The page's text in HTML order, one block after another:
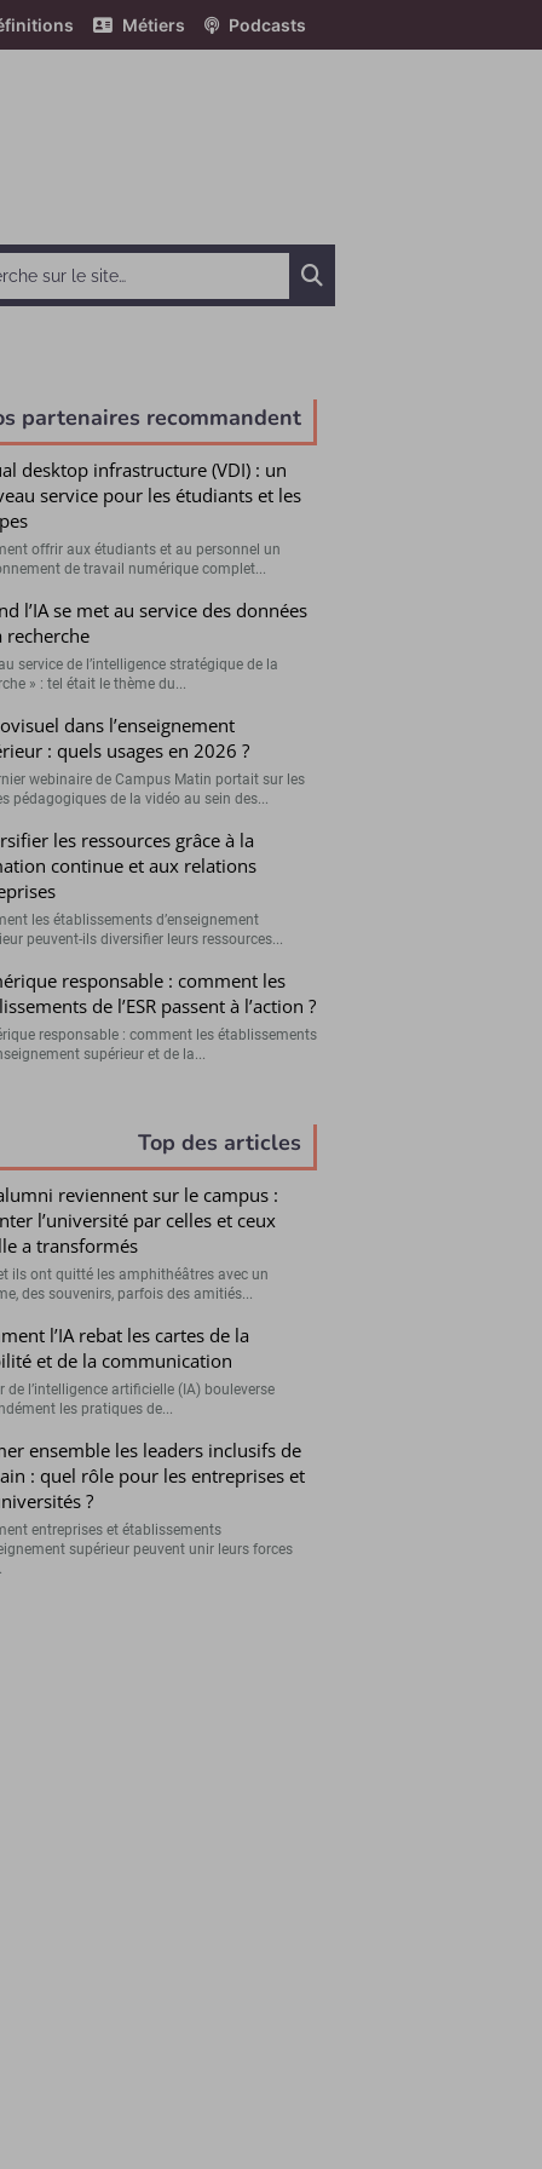
Métiers Podcasts
partenaires recommandent
desktop infrastructure (VDI) : un
service pour les étudiants et les
offrir aux étudiants et au personnel un
de travail numérique complet...
l’IA se met au service des données
recherche
au service de l’intelligence stratégique de la
» : tel était le thème du...
dans l’enseignement
: quels usages en 2026 ?
webinaire de Campus Matin portait sur les
pédagogiques de la vidéo au sein des...
les ressources grâce à la
continue et aux relations
les établissements d’enseignement
peuvent-ils diversifier leurs ressources...
responsable : comment les
de l’ESR passent à l’action ?
responsable : comment les établissements
supérieur et de la...
Top des articles
reviennent sur le campus :
l’université par celles et ceux
a transformés
ils ont quitté les amphithéâtres avec un
des souvenirs, parfois des amitiés...
l’IA rebat les cartes de la
et de la communication
de l’intelligence artificielle (IA) bouleverse
les pratiques de...
ensemble les leaders inclusifs de
: quel rôle pour les entreprises et
?
entreprises et établissements
supérieur peuvent unir leurs forces